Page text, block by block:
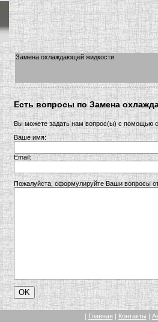
Замена охлаждающей жидкости
Есть вопросы по Замена
Вы можете задать нам вопрос(ы) с
Ваше имя:
Email:
Пожалуйста, сформулируйте Ваши вопросы
[ Главная | Контакты |